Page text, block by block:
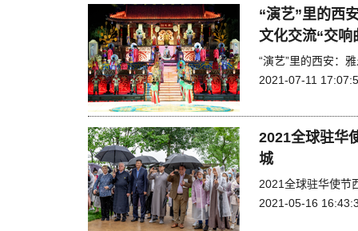
“演艺”里的西
文化交流“交响
“演艺”里的西安：
2021-07-11
2021全球驻华
城
2021全球驻华使节
2021-05-16